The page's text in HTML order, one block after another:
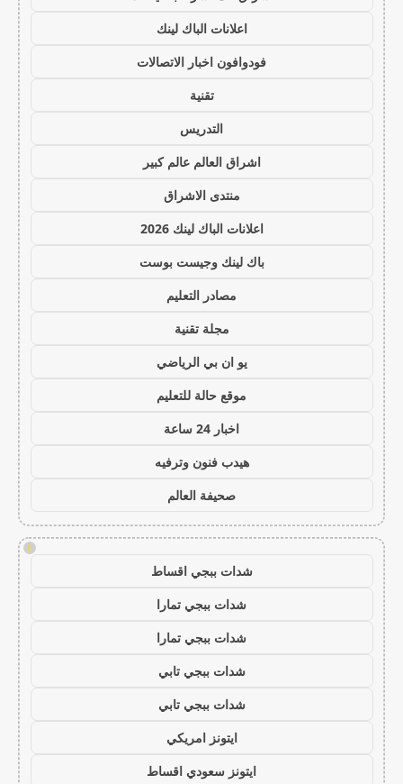
اعلانات الباك لينك
فودوافون اخبار الاتصالات
تقنية
التدريس
اشراق العالم عالم كبير
منتدى الاشراق
اعلانات الباك لينك 2026
باك لينك وجيست بوست
مصادر التعليم
مجلة تقنية
يو ان بي الرياضي
موقع حالة للتعليم
اخبار 24 ساعة
هيدب فنون وترفيه
صحيفة العالم
!
شدات ببجي اقساط
شدات ببجي تمارا
شدات ببجي تمارا
شدات ببجي تابي
شدات ببجي تابي
ايتونز امريكي
ايتونز سعودي اقساط